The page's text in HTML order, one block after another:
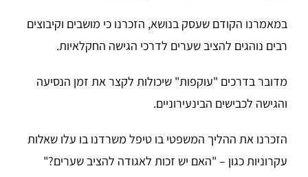
במאמרנו הקודם שעסק בנושא, הזכרנו כי מושבים וקיבוצים
רבים נוהגים להציב שערים לדרכי הגישה החקלאיות.
מדובר בדרכים "עוקפות" שיכולות לקצר את זמן הנסיעה
והגישה לכבישים הבינעירוניים.
הזכרנו את ההליך המשפטי בו טיפל משרדנו בו עלו שאלות
עקרוניות כגון – "האם יש זכות לאגודה להציב שערים?"